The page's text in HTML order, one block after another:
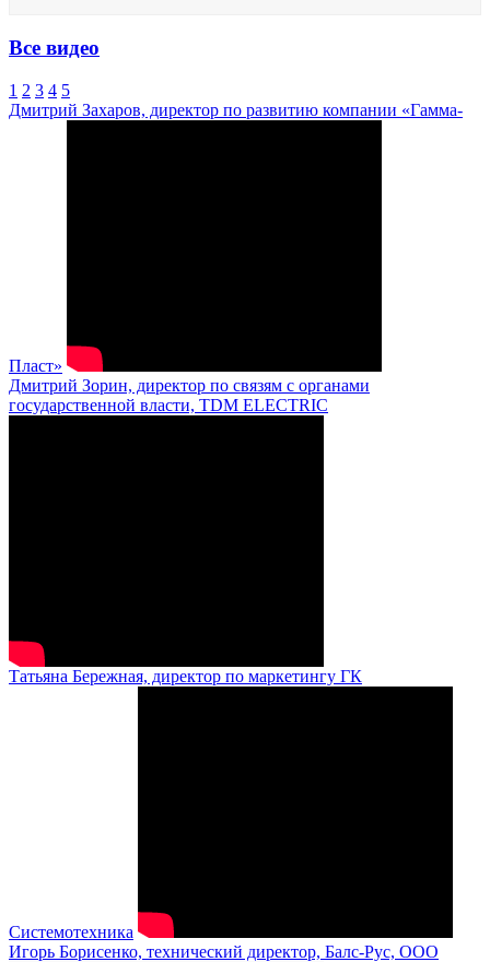
Все видео
1 2 3 4 5
Дмитрий Захаров, директор по развитию компании «Гамма-
Пласт»
Дмитрий Зорин, директор по связям с органами
государственной власти, TDM ELECTRIC
Татьяна Бережная, директор по маркетингу ГК
Системотехника
Игорь Борисенко, технический директор, Балс-Рус, ООО